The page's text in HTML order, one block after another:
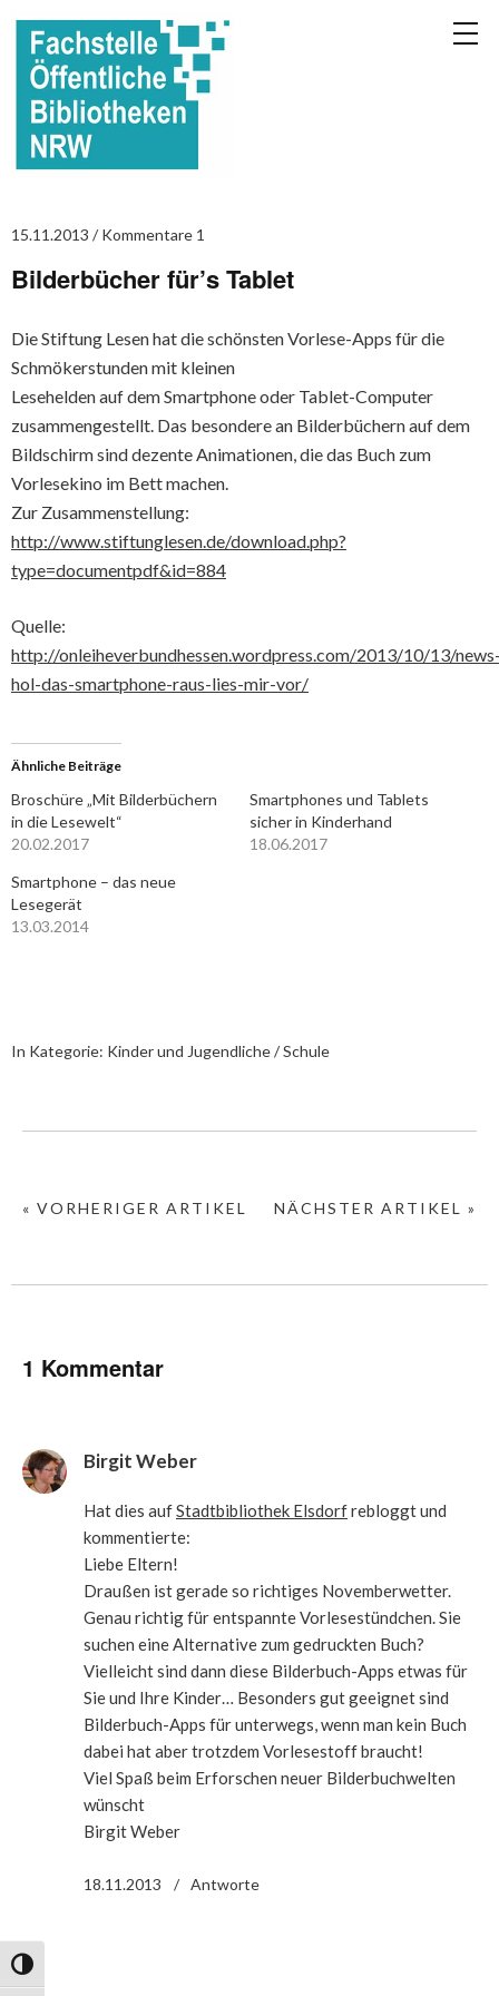
Umschalten auf hohe Kontraste
15.11.2013 Kommentare 1
Bilderbücher für’s Tablet
Die Stiftung Lesen hat die schönsten Vorlese-Apps für die
Schmökerstunden mit kleinen
Lesehelden auf dem Smartphone oder Tablet-Computer
zusammengestellt. Das besondere an Bilderbüchern auf dem
Bildschirm sind dezente Animationen, die das Buch zum
Vorlesekino im Bett machen.
Zur Zusammenstellung:
http://www.stiftunglesen.de/download.php?
type=documentpdf&id=884
Quelle:
http://onleiheverbundhessen.wordpress.com/2013/10/13/
hol-das-smartphone-raus-lies-mir-vor/
Ähnliche Beiträge
Broschüre „Mit Bilderbüchern
in die Lesewelt“
20.02.2017
Smartphones und Tablets
sicher in Kinderhand
18.06.2017
Smartphone – das neue
Lesegerät
13.03.2014
In Kategorie: Kinder und Jugendliche / Schule
NÄCHSTER ARTIKEL »
« VORHERIGER ARTIKEL
1 Kommentar
Birgit Weber
Hat dies aufStadtbibliothek Elsdorfrebloggt und
kommentierte:
Liebe Eltern!
Draußen ist gerade so richtiges Novemberwetter.
Genau richtig für entspannte Vorlesestündchen. Sie
suchen eine Alternative zum gedruckten Buch?
Vielleicht sind dann diese Bilderbuch-Apps etwas für
Sie und Ihre Kinder… Besonders gut geeignet sind
Bilderbuch-Apps für unterwegs, wenn man kein Buch
dabei hat aber trotzdem Vorlesestoff braucht!
Viel Spaß beim Erforschen neuer Bilderbuchwelten
wünscht
Birgit Weber
18.11.2013 Antworte